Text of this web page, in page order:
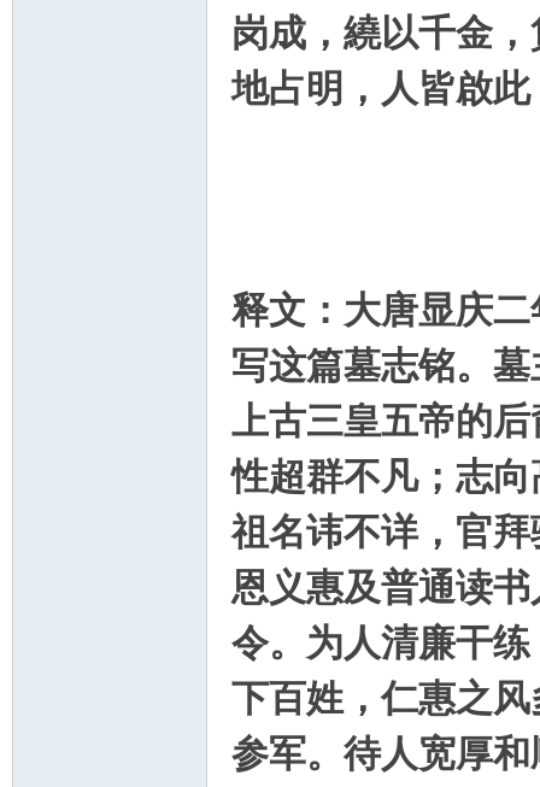
岗成，繞以千金
地占明，人皆啟
释文：大唐显庆
写这篇墓志铭。
上古三皇五帝的
性超群不凡；志
祖名讳不详，官
恩义惠及普通读
令。为人清廉干
下百姓，仁惠之
参军。待人宽厚